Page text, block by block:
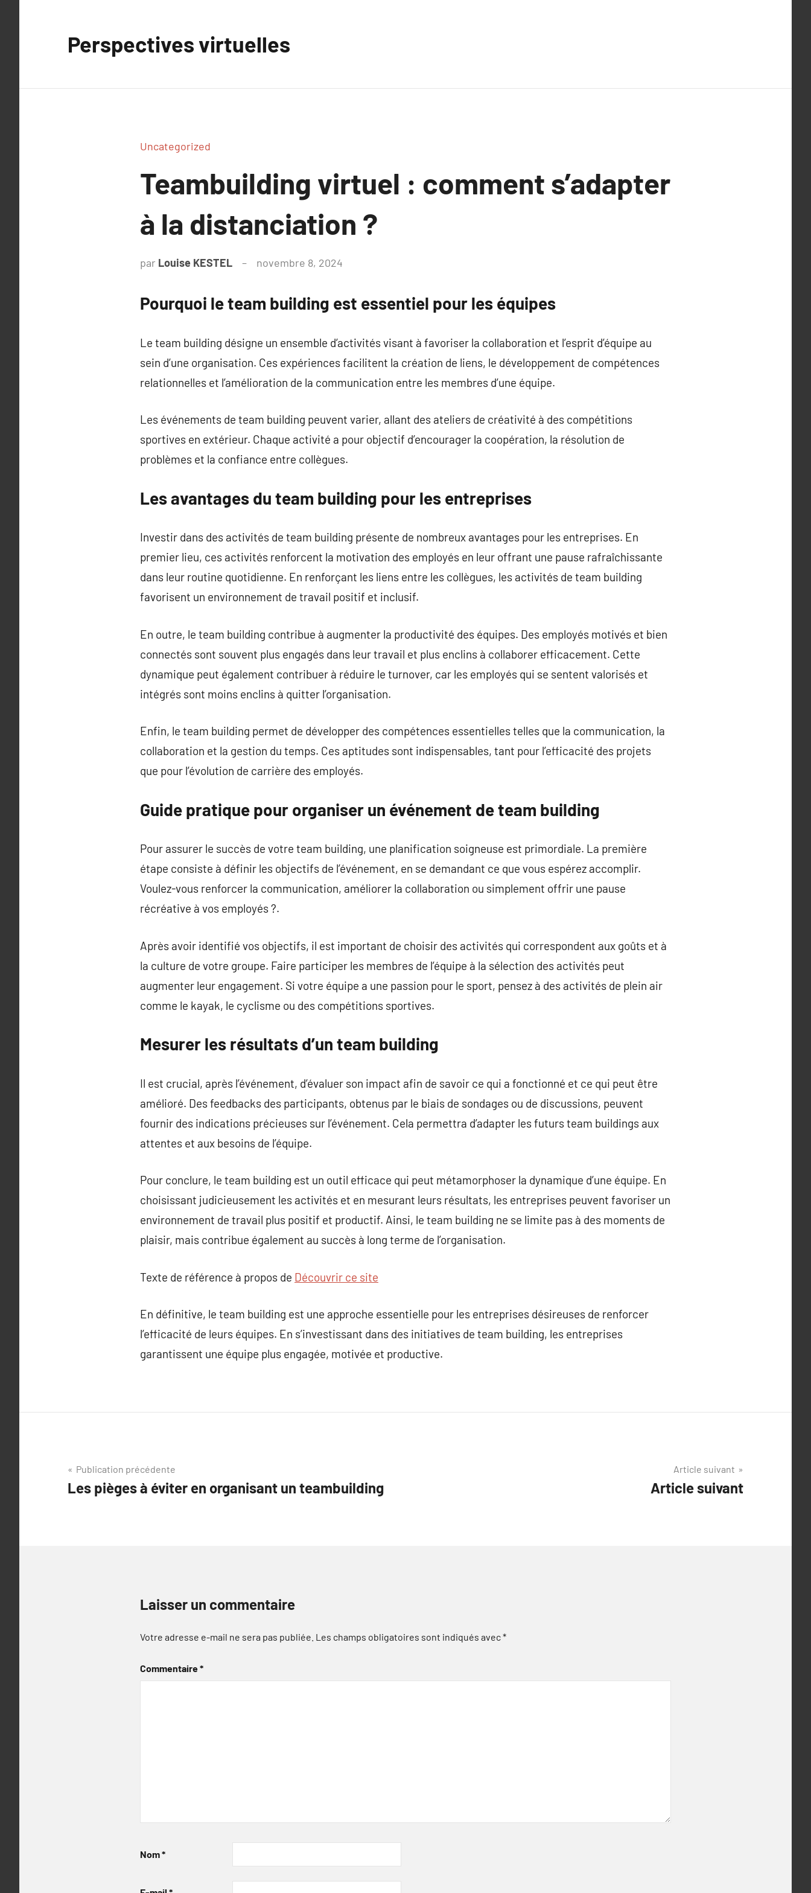
Perspectives virtuelles
Uncategorized
Teambuilding virtuel : comment s’adapter
à la distanciation ?
par Louise KESTEL novembre 8, 2024
Pourquoi le team building est essentiel pour les équipes
Le team building désigne un ensemble d’activités visant à favoriser la collaboration et l’esprit d’équipe au
sein d’une organisation. Ces expériences facilitent la création de liens, le développement de compétences
relationnelles et l’amélioration de la communication entre les membres d’une équipe.
Les événements de team building peuvent varier, allant des ateliers de créativité à des compétitions
sportives en extérieur. Chaque activité a pour objectif d’encourager la coopération, la résolution de
problèmes et la confiance entre collègues.
Les avantages du team building pour les entreprises
Investir dans des activités de team building présente de nombreux avantages pour les entreprises. En
premier lieu, ces activités renforcent la motivation des employés en leur offrant une pause rafraîchissante
dans leur routine quotidienne. En renforçant les liens entre les collègues, les activités de team building
favorisent un environnement de travail positif et inclusif.
En outre, le team building contribue à augmenter la productivité des équipes. Des employés motivés et bien
connectés sont souvent plus engagés dans leur travail et plus enclins à collaborer efficacement. Cette
dynamique peut également contribuer à réduire le turnover, car les employés qui se sentent valorisés et
intégrés sont moins enclins à quitter l’organisation.
Enfin, le team building permet de développer des compétences essentielles telles que la communication, la
collaboration et la gestion du temps. Ces aptitudes sont indispensables, tant pour l’efficacité des projets
que pour l’évolution de carrière des employés.
Guide pratique pour organiser un événement de team building
Pour assurer le succès de votre team building, une planification soigneuse est primordiale. La première
étape consiste à définir les objectifs de l’événement, en se demandant ce que vous espérez accomplir.
Voulez-vous renforcer la communication, améliorer la collaboration ou simplement offrir une pause
récréative à vos employés ?.
Après avoir identifié vos objectifs, il est important de choisir des activités qui correspondent aux goûts et à
la culture de votre groupe. Faire participer les membres de l’équipe à la sélection des activités peut
augmenter leur engagement. Si votre équipe a une passion pour le sport, pensez à des activités de plein air
comme le kayak, le cyclisme ou des compétitions sportives.
Mesurer les résultats d’un team building
Il est crucial, après l’événement, d’évaluer son impact afin de savoir ce qui a fonctionné et ce qui peut être
amélioré. Des feedbacks des participants, obtenus par le biais de sondages ou de discussions, peuvent
fournir des indications précieuses sur l’événement. Cela permettra d’adapter les futurs team buildings aux
attentes et aux besoins de l’équipe.
Pour conclure, le team building est un outil efficace qui peut métamorphoser la dynamique d’une équipe. En
choisissant judicieusement les activités et en mesurant leurs résultats, les entreprises peuvent favoriser un
environnement de travail plus positif et productif. Ainsi, le team building ne se limite pas à des moments de
plaisir, mais contribue également au succès à long terme de l’organisation.
Texte de référence à propos de Découvrir ce site
En définitive, le team building est une approche essentielle pour les entreprises désireuses de renforcer
l’efficacité de leurs équipes. En s’investissant dans des initiatives de team building, les entreprises
garantissent une équipe plus engagée, motivée et productive.
Navigation
de
Publication précédente
Les pièges à éviter en organisant un teambuilding
Article suivant
Article suivant
Laisser un commentaire
Votre adresse e-mail ne sera pas publiée. Les champs obligatoires sont indiqués avec*
Commentaire*
Nom*